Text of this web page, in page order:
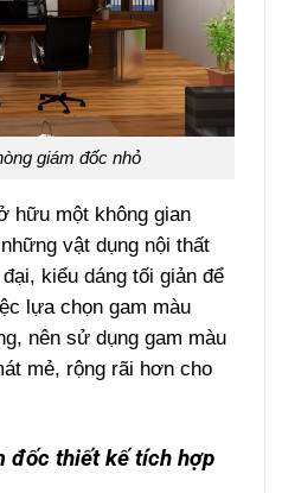
giám đốc nhỏ
hữu một không gian
vật dụng nội thất
kiểu dáng tối giản để
lựa chọn gam màu
nên sử dụng gam màu
mẻ, rộng rãi hơn cho
đốc thiết kế tích hợp